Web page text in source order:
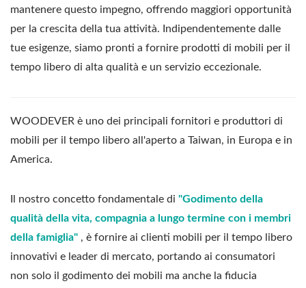
mantenere questo impegno, offrendo maggiori opportunità
per la crescita della tua attività. Indipendentemente dalle
tue esigenze, siamo pronti a fornire prodotti di mobili per il
tempo libero di alta qualità e un servizio eccezionale.
WOODEVER è uno dei principali fornitori e produttori di
mobili per il tempo libero all'aperto a Taiwan, in Europa e in
America.
Il nostro concetto fondamentale di "Godimento della
qualità della vita, compagnia a lungo termine con i membri
della famiglia" , è fornire ai clienti mobili per il tempo libero
innovativi e leader di mercato, portando ai consumatori
non solo il godimento dei mobili ma anche la fiducia